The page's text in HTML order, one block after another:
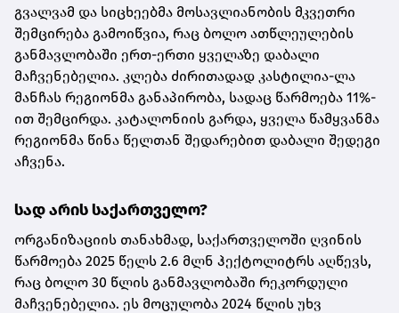
გვალვამ და სიცხეებმა მოსავლიანობის მკვეთრი
შემცირება გამოიწვია, რაც ბოლო ათწლეულების
განმავლობაში ერთ-ერთი ყველაზე დაბალი
მაჩვენებელია. კლება ძირითადად კასტილია-ლა
მანჩას რეგიონმა განაპირობა, სადაც წარმოება 11%-
ით შემცირდა. კატალონიის გარდა, ყველა წამყვანმა
რეგიონმა წინა წელთან შედარებით დაბალი შედეგი
აჩვენა.
სად არის საქართველო?
ორგანიზაციის თანახმად, საქართველოში ღვინის
წარმოება 2025 წელს 2.6 მლნ ჰექტოლიტრს აღწევს,
რაც ბოლო 30 წლის განმავლობაში რეკორდული
მაჩვენებელია. ეს მოცულობა 2024 წლის უხვ